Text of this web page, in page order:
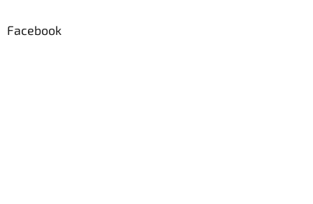
Facebook